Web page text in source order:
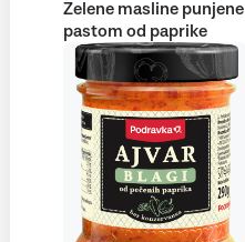
Zelene masline punjene
pastom od paprike